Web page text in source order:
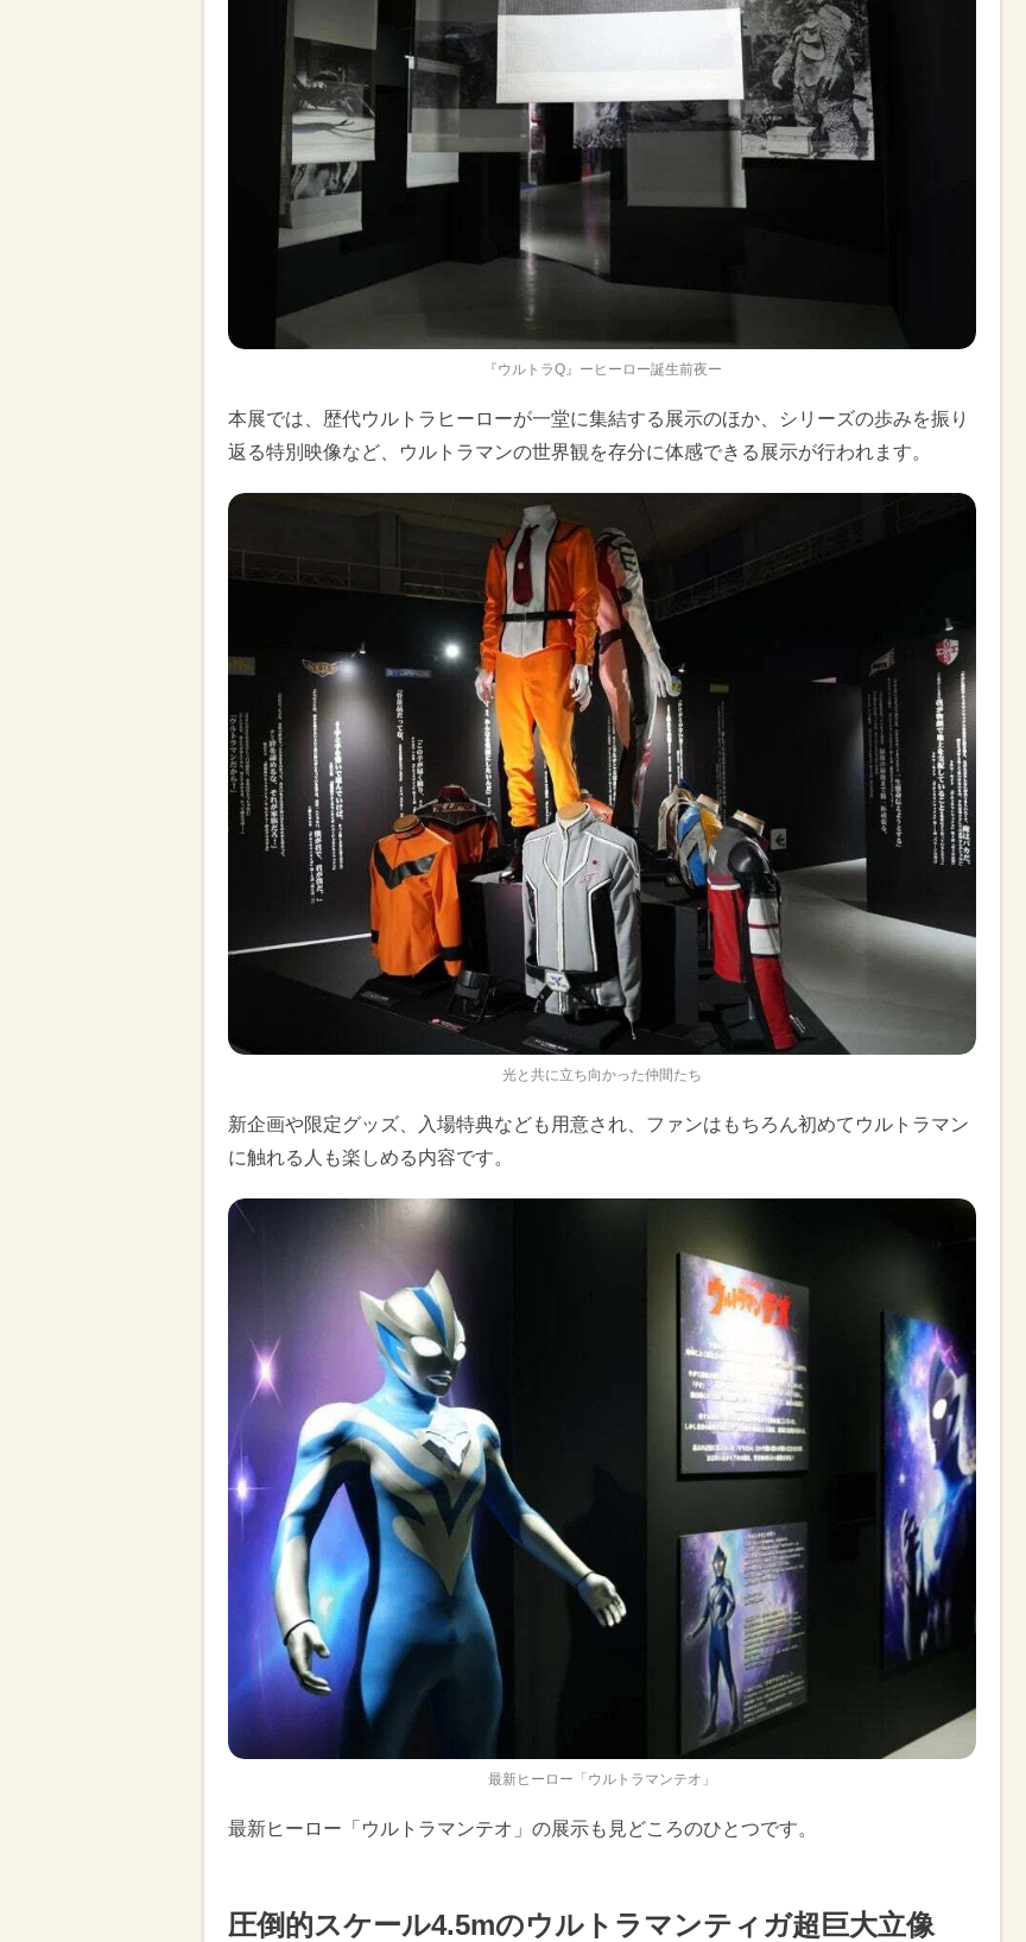
『ウルトラQ』ーヒーロー誕生前夜ー
本展では、歴代ウルトラヒーローが一堂に集結する展示のほか、シリーズの歩みを振り
返る特別映像など、ウルトラマンの世界観を存分に体感できる展示が行われます。
光と共に立ち向かった仲間たち
新企画や限定グッズ、入場特典なども用意され、ファンはもちろん初めてウルトラマン
に触れる人も楽しめる内容です。
最新ヒーロー「ウルトラマンテオ」
最新ヒーロー「ウルトラマンテオ」の展示も見どころのひとつです。
圧倒的スケール4.5mのウルトラマンティガ超巨大立像